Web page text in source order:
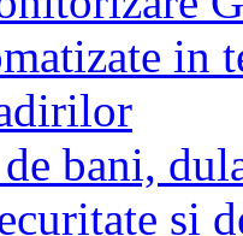
in
bani,
si